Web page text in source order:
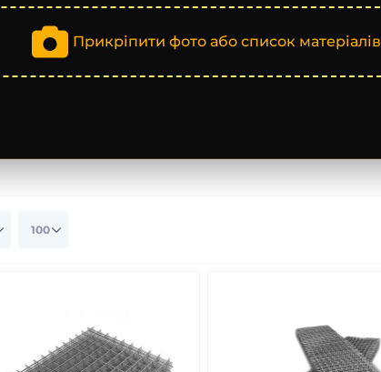
Прикріпити фото або список матеріалів